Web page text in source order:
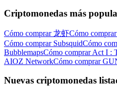
Criptomonedas más
Cómo comprar 龙虾Cómo
Cómo comprar SubsquidCómo
BubblemapsCómo comprar Act I :
AIOZ NetworkCómo comprar
Nuevas criptomonedas